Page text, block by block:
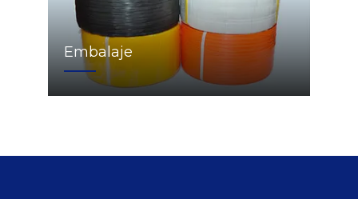
Embalaje